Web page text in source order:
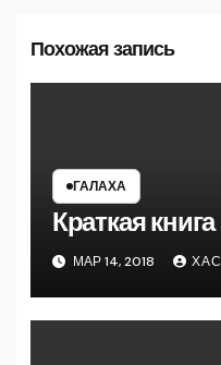
Похожая запись
ГАЛАХА
Краткая
МАР 14, 2018